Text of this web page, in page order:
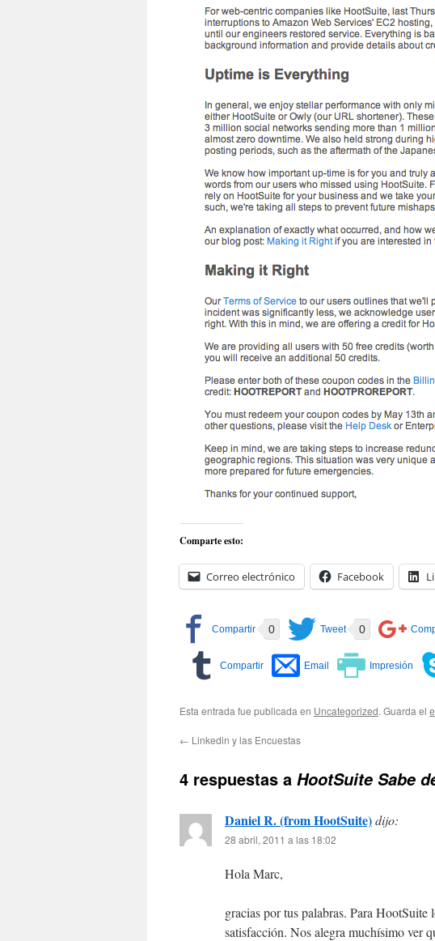
Comparte esto:
Correo electrónico Facebook
0 0
Esta entrada fue publicada en Uncategorized. Guarda el
← Linkedin y las Encuestas
4 respuestas a HootSuite Sabe
Daniel R. (from HootSuite)dijo:
28 abril, 2011 a las 18:02
Hola Marc,
gracias por tus palabras. Para
satisfacción. Nos alegra muchísimo ver